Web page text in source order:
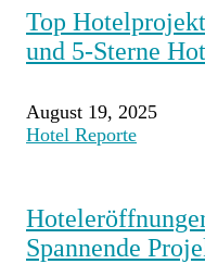
Top
und 5-Sterne
August 19, 2025
Hotel Reporte
Spannende